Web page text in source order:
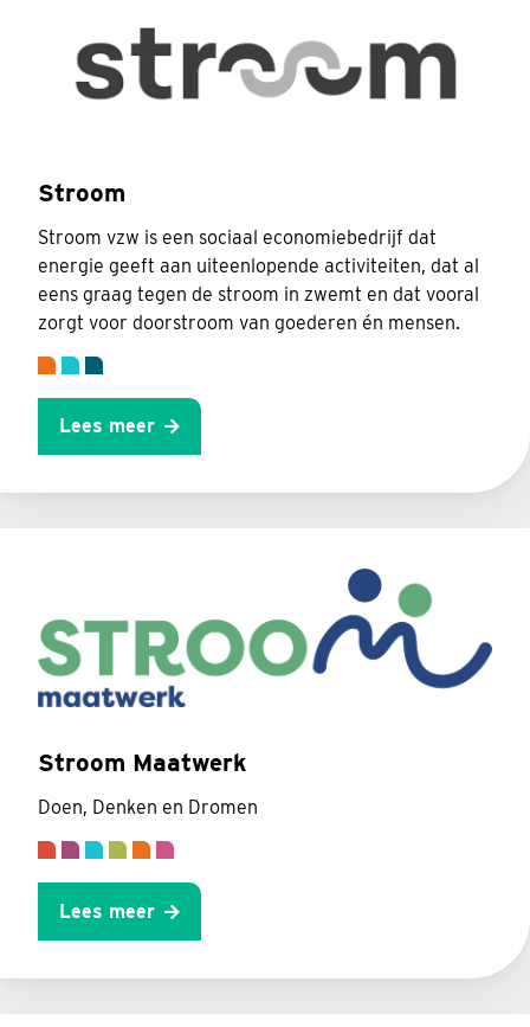
Stroom
Stroom vzw is een sociaal economiebedrijf dat
energie geeft aan uiteenlopende activiteiten, dat al
eens graag tegen de stroom in zwemt en dat vooral
zorgt voor doorstroom van goederen én mensen.
Lees meer
Stroom Maatwerk
Doen, Denken en Dromen
Lees meer